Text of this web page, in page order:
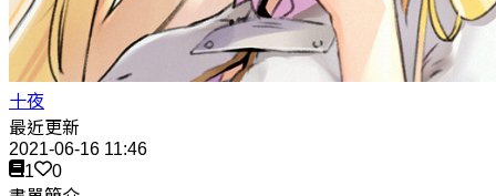
十夜
最近更新
2021-06-16 11:46
1
0